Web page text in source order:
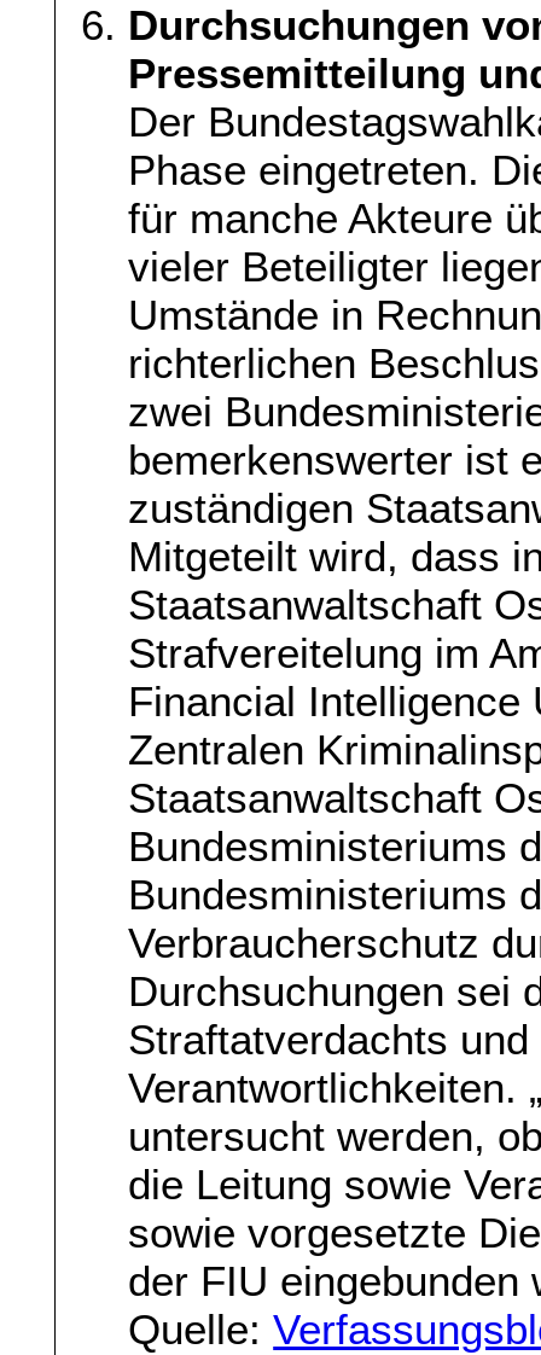
Durchsuchungen
Pressemitteilung
Der
Phase eingetreten.
für manche Akteure
vieler Beteiligter
Umstände in
richterlichen
zwei
bemerkenswerter ist
zuständigen
Mitgeteilt wird, dass
Staatsanwaltschaft
Strafvereitelung im
Financial Intelligence
Zentralen
Staatsanwaltschaft
Bundesministeriums
Bundesministeriums
Verbraucherschutz
Durchsuchungen sei
Straftatverdachts
Verantwortlichkeiten.
untersucht werden,
die Leitung sowie
sowie vorgesetzte
der FIU eingebunden
Quelle: